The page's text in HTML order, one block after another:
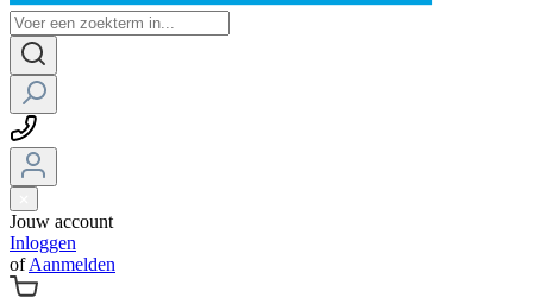
Jouw account
Inloggen
ofAanmelden